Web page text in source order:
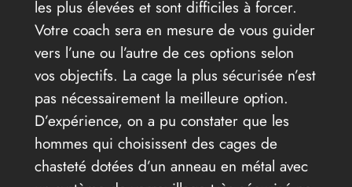
les plus élevées et sont difficiles à forcer.
Votre coach sera en mesure de vous guider
vers l’une ou l’autre de ces options selon
vos objectifs. La cage la plus sécurisée n’est
pas nécessairement la meilleure option.
D’expérience, on a pu constater que les
hommes qui choisissent des cages de
chasteté dotées d’un anneau en métal avec